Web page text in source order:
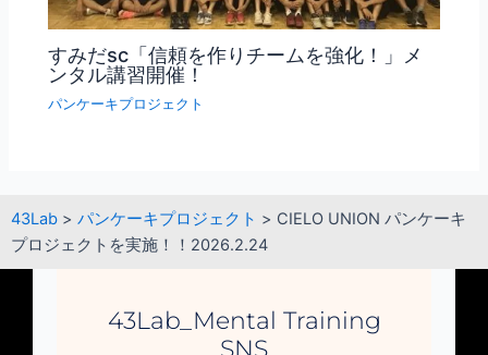
すみだsc「信頼を作りチームを強化！」メ
ンタル講習開催！
パンケーキプロジェクト
43Lab > パンケーキプロジェクト > CIELO UNION パンケーキ
プロジェクトを実施！！2026.2.24
43Lab_Mental Training
SNS